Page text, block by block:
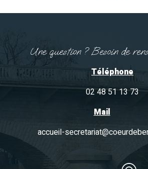
Une question ? Besoin de
Téléphone
02 48 51 13 73
Mail
accueil-